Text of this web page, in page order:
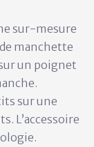
sur-mesure
manchette
un poignet
sur une
L’accessoire